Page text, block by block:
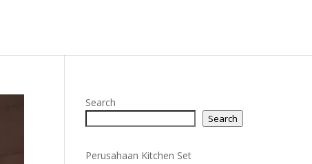
Search
Search
Perusahaan Kitchen Set